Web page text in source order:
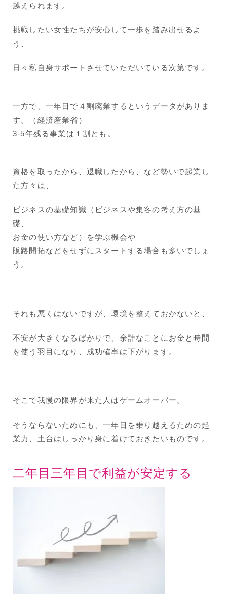
越えられます。
挑戦したい女性たちが安心して一歩を踏み出せるよ
う、
日々私自身サポートさせていただいている次第です。
一方で、一年目で４割廃業するというデータがありま
す。（経済産業省）
3-5年残る事業は１割とも。
資格を取ったから、退職したから、など勢いで起業し
た方々は、
ビジネスの基礎知識（ビジネスや集客の考え方の基
礎、
お金の使い方など）を学ぶ機会や
販路開拓などをせずにスタートする場合も多いでしょ
う。
それも悪くはないですが、環境を整えておかないと、
不安が大きくなるばかりで、余計なことにお金と時間
を使う羽目になり、成功確率は下がります。
そこで我慢の限界が来た人はゲームオーバー。
そうならないためにも、一年目を乗り越えるための起
業力、土台はしっかり身に着けておきたいものです。
二年目三年目で利益が安定する